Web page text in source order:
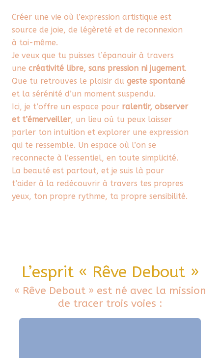
Créer une vie où l’expression artistique est
source de joie, de légèreté et de reconnexion
à toi-même.
Je veux que tu puisses t’épanouir à travers
une créativité libre, sans pression ni jugement.
Que tu retrouves le plaisir du geste spontané
et la sérénité d’un moment suspendu.
Ici, je t’offre un espace pour ralentir, observer
et t’émerveiller, un lieu où tu peux laisser
parler ton intuition et explorer une expression
qui te ressemble. Un espace où l’on se
reconnecte à l’essentiel, en toute simplicité.
La beauté est partout, et je suis là pour
t’aider à la redécouvrir à travers tes propres
yeux, ton propre rythme, ta propre sensibilité.
L’esprit « Rêve Debout »
« Rêve Debout » est né avec la mission
de tracer trois voies :